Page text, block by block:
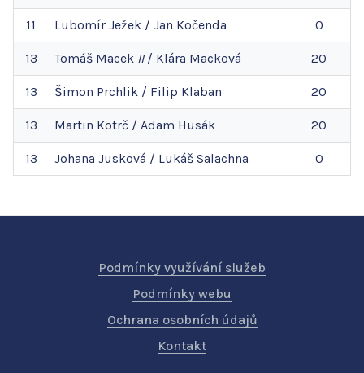
11 Lubomír Ježek / Jan Kočenda 0
13 Tomáš Macek II/ Klára Macková 20
13 Šimon Prchlik / Filip Klaban 20
13 Martin Kotrč / Adam Husák 20
13 Johana Jusková / Lukáš Salachna 0
Podmínky využívání služeb
Podmínky webu
Ochrana osobních údajů
Kontakt